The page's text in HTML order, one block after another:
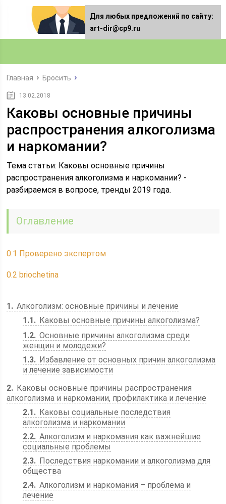
Главная Бросить
13.02.2018
Каковы основные причины
распространения алкоголизма
и наркомании?
Тема статьи: Каковы основные причины
распространения алкоголизма и наркомании? -
разбираемся в вопросе, тренды 2019 года.
Оглавление
0.1 Проверено экспертом
0.2 briochetina
1
Алкоголизм: основные причины и лечение
1.1
Каковы основные причины алкоголизма?
1.2 Основные причины алкоголизма среди
женщин и молодежи?
1.3
Избавление от основных причин алкоголизма
и лечение зависимости
2
Каковы основные причины распространения
алкоголизма и наркомании, профилактика и лечение
2.1
Каковы социальные последствия
алкоголизма и наркомании
2.2 Алкоголизм и наркомания как важнейшие
социальные проблемы
2.3
Последствия наркомании и алкоголизма для
общества
2.4 Алкоголизм и наркомания – проблема и
лечение
Для любых предложений по сайту:
art-dir@cp9.ru